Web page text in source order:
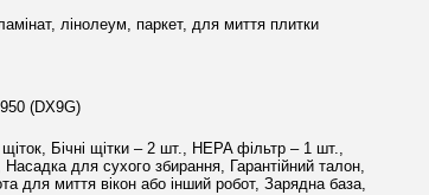
лінолеум, паркет, для миття плитки
(DX9G)
Бічні щітки – 2 шт., HEPA фільтр – 1 шт.,
Насадка для сухого збирання, Гарантійний талон,
для миття вікон або інший робот, Зарядна база,